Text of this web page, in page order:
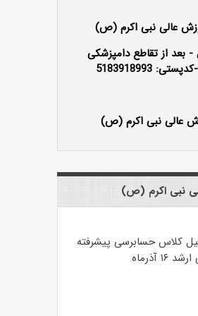
عالی نبی اکرم (ص)
بعد از تقاطع دامپزشکی
عالی نبی اکرم (ص)
نبی اکرم (ص)
کلاس حسابرسی پیشرفته
آذرماه